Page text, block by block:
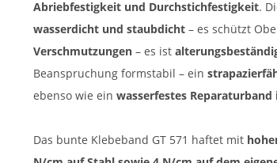
Abriebfestigkeit und Durchstichfestigkeit.
wasserdicht und staubdicht – es schützt
Verschmutzungen – es ist
Beanspruchung formstabil – ein
ebenso wie ein wasserfestes
Das bunte Klebeband GT 571 haftet mit